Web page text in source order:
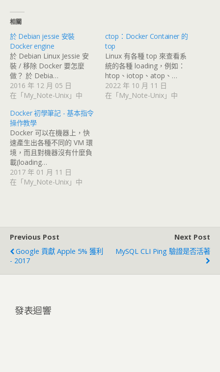
相關
於 Debian jessie 安裝
Docker engine
於 Debian Linux Jessie 安
裝 / 移除 Docker 要怎麼
做？ 於 Debia…
2016 年 12 月 05 日
在「My_Note-Unix」中
ctop：Docker Container 的
top
Linux 有各種 top 來查看系
統的各種 loading，例如：
htop、iotop、atop、…
2022 年 10 月 11 日
在「My_Note-Unix」中
Docker 初學筆記 - 基本指令
操作教學
Docker 可以在機器上，快
速產生出各種不同的 VM 環
境，而且對機器沒有什麼負
載(loading…
2017 年 01 月 11 日
在「My_Note-Unix」中
Previous Post
Google 貢獻 Apple 5% 獲利
- 2017
Next Post
MySQL CLI Ping 驗證是否活著
發表迴響